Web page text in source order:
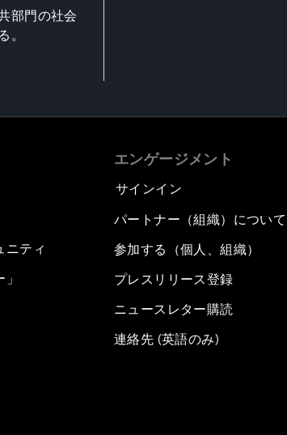
部門の社会
。
ニティ
エンゲージメント
サインイン
パートナー（組織）について
参加する（個人、組織）
プレスリリース登録
ニュースレター購読
連絡先 (英語のみ)